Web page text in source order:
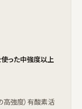
った中強度以上
高強度）有酸素活